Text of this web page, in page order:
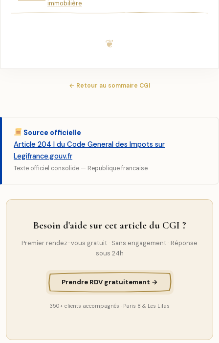
immobilière
← Retour au sommaire CGI
Source officielle
Article 204 l du Code General des Impots sur
Legifrance.gouv.fr
Texte officiel consolide — Republique francaise
Besoin d'aide sur cet article du CGI ?
Premier rendez-vous gratuit · Sans engagement · Réponse
sous 24h
Prendre RDV gratuitement →
350+ clients accompagnés · Paris 8 & Les Lilas